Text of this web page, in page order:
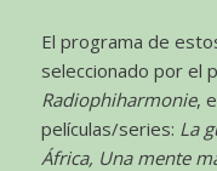
El programa de
seleccionado por el
Radiophiharmonie,
películas/series: La
África, Una mente